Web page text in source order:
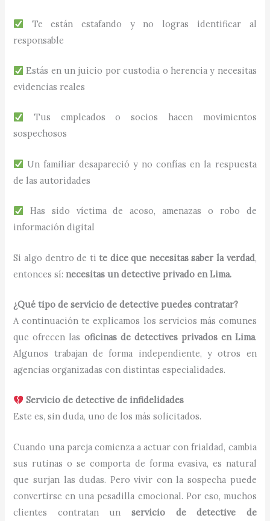
Te están estafando y no logras identificar al
responsable
Estás en un juicio por custodia o herencia y necesitas
evidencias reales
Tus empleados o socios hacen movimientos
sospechosos
Un familiar desapareció y no confías en la respuesta
de las autoridades
Has sido víctima de acoso, amenazas o robo de
información digital
Si algo dentro de tite dice que necesitas saber la verdad,
entonces sí: necesitas un detective privado en Lima.
¿Qué tipo de servicio de detective puedes contratar?
A continuación te explicamos los servicios más comunes
que ofrecen las oficinas de detectives privados en Lima.
Algunos trabajan de forma independiente, y otros en
agencias organizadas con distintas especialidades.
Servicio de detective de infidelidades
Este es, sin duda, uno de los más solicitados.
Cuando una pareja comienza a actuar con frialdad, cambia
sus rutinas o se comporta de forma evasiva, es natural
que surjan las dudas. Pero vivir con la sospecha puede
convertirse en una pesadilla emocional. Por eso, muchos
clientes contratan un servicio de detective de